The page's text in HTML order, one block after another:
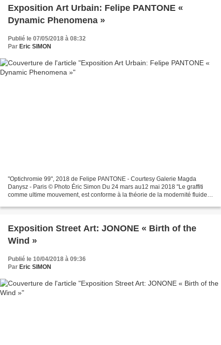
Exposition Art Urbain: Felipe PANTONE «
Dynamic Phenomena »
Publié le 07/05/2018 à 08:32
Par Eric SIMON
"Optichromie 99", 2018 de Felipe PANTONE - Courtesy Galerie Magda
Danysz - Paris © Photo Éric Simon Du 24 mars au12 mai 2018 "Le graffiti
comme ultime mouvement, est conforme à la théorie de la modernité fluide,
Exposition Street Art: JONONE « Birth of the
Wind »
Publié le 10/04/2018 à 09:36
Par Eric SIMON